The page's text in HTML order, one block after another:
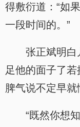
得敷衍道：“如
一段时间的。”
张正斌明白
足他的面子了
脾气说不定早就
“既然你想